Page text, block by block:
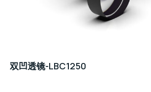
双凹透镜-LBC1250